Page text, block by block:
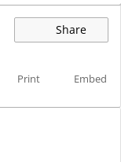
Share
Print Embed